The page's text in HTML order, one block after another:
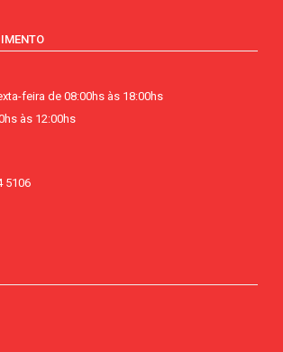
feira de 08:00hs às 18:00hs
às 12:00hs
5106